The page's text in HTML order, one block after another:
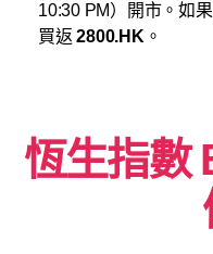
10:30 PM）開市。如
買返2800.HK 。
恆生指數